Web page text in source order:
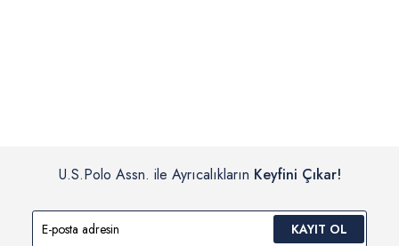
U.S.Polo Assn. ile Ayrıcalıkların Keyfini Çıkar!
KAYIT OL